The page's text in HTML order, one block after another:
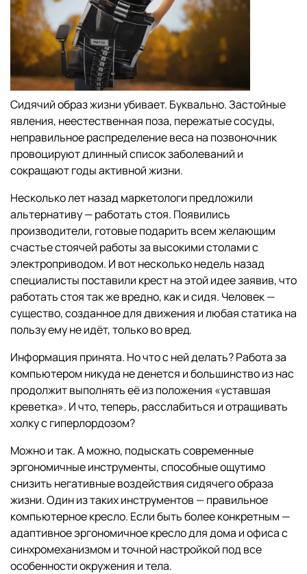
Сидячий образ жизни убивает. Буквально. Застойные
явления, неестественная поза, пережатые сосуды,
неправильное распределение веса на позвоночник
провоцируют длинный список заболеваний и
сокращают годы активной жизни.
Несколько лет назад маркетологи предложили
альтернативу — работать стоя. Появились
производители, готовые подарить всем желающим
счастье стоячей работы за высокими столами с
электроприводом. И вот несколько недель назад
специалисты поставили крест на этой идее заявив, что
работать стоя так же вредно, как и сидя. Человек —
существо, созданное для движения и любая статика на
пользу ему не идёт, только во вред.
Информация принята. Но что с ней делать? Работа за
компьютером никуда не денется и большинство из нас
продолжит выполнять её из положения «уставшая
креветка». И что, теперь, расслабиться и отращивать
холку с гиперлордозом?
Можно и так. А можно, подыскать современные
эргономичные инструменты, способные ощутимо
снизить негативные воздействия сидячего образа
жизни. Один из таких инструментов — правильное
компьютерное кресло. Если быть более конкретным —
адаптивное эргономичное кресло для дома и офиса с
синхромеханизмом и точной настройкой под все
особенности окружения и тела.